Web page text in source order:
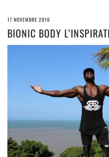
17 NOVEMBRE 2016
BIONIC BODY